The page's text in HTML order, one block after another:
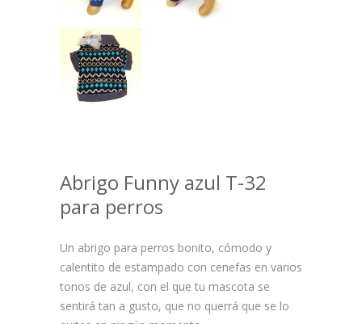
Abrigo Funny azul T-32
para perros
Un abrigo para perros bonito, cómodo y
calentito de estampado con cenefas en varios
tonos de azul, con el que tu mascota se
sentirá tan a gusto, que no querrá que se lo